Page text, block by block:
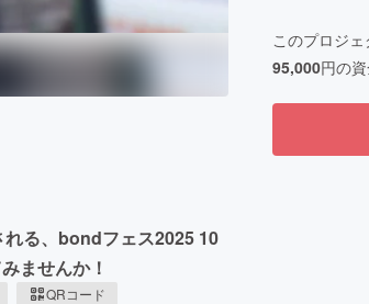
る、bondフェス2025 10
ませんか！
QRコード
このプロジ
95,000円の